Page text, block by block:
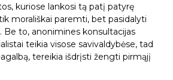
kuriose lankosi tą patį patyrę
morališkai paremti, bet pasidalyti
Be to, anonimines konsultacijas
teikia visose savivaldybėse, tad
tereikia išdrįsti žengti pirmąjį